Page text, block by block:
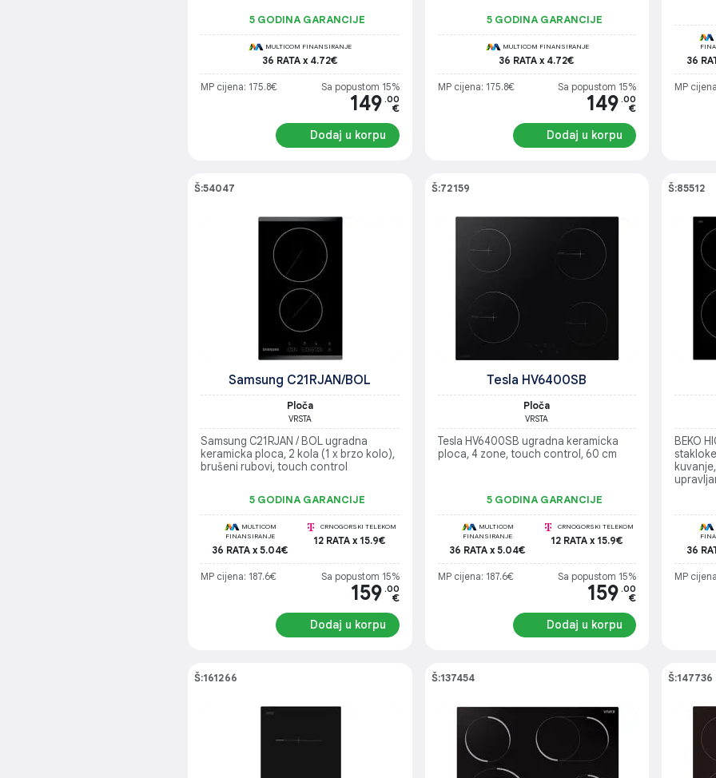
5 GODINA GARANCIJE
MULTICOM FINANSIRANJE
36 RATA x 4.72€
MP cijena: 175.8€ Sa popustom 15%
149 .00
€
Dodaj u korpu
Nivoi snage: 9, Tajmer: Do 99 min,
Funkcije: Sigurnosno isključivanje,
zaštita za djecu, indikator toplote,
Senzor za posuđe: Ne, Dimenzije:
520×590×55 mm, Ugradne mjere:
560×490 mm, Težina: 9 kg
5 GODINA GARANCIJE
MULTICOM FINANSIRANJE
36 RATA x 4.72€
MP cijena: 175.8€ Sa popustom 15%
149 .00
€
Dodaj u korpu
36
MP
Š:54047
Samsung C21RJAN/BOL
Ploča
VRSTA
Samsung C21RJAN / BOL ugradna
keramicka ploca, 2 kola (1 x brzo kolo),
brušeni rubovi, touch control
5 GODINA GARANCIJE
MULTICOM
FINANSIRANJE
36 RATA x 5.04€
CRNOGORSKI TELEKOM
12 RATA x 15.9€
MP cijena: 187.6€ Sa popustom 15%
159 .00
€
Dodaj u korpu
Š:72159
Tesla HV6400SB
Ploča
VRSTA
Tesla HV6400SB ugradna keramicka
ploca, 4 zone, touch control, 60 cm
5 GODINA GARANCIJE
MULTICOM
FINANSIRANJE
36 RATA x 5.04€
CRNOGORSKI TELEKOM
12 RATA x 15.9€
MP cijena: 187.6€ Sa popustom 15%
159 .00
€
Dodaj u korpu
Š:85512
BEKO
36
MP
Š:161266 Š:137454 Š:147736